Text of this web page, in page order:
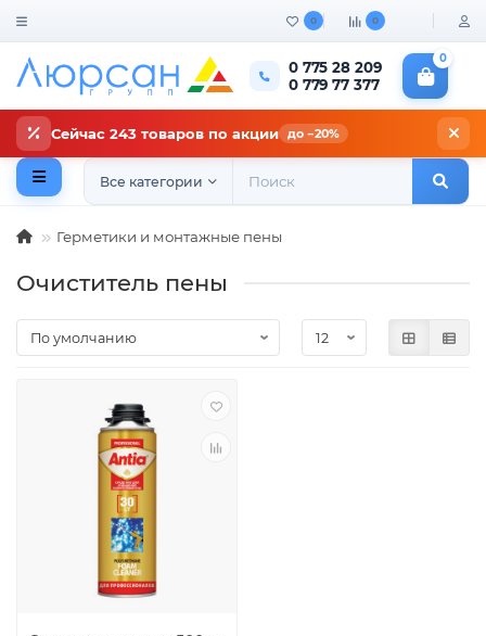
0 0
0 775 28 209
0 779 77 377
0
Сейчас 243 товаров по акции до −20%
Все категории
Герметики и монтажные пены
Очиститель пены